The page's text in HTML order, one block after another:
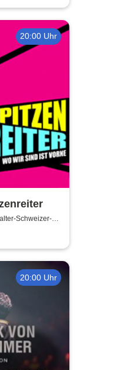
20:00 Uhr
Schweizer-
20:00 Uhr